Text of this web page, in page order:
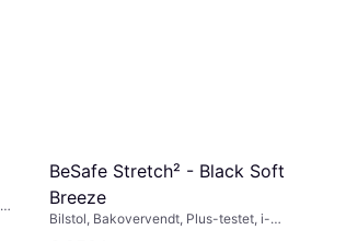
BeSafe Stretch² - Black Soft
Breeze
Bilstol, Bakovervendt, Plus-testet, i-